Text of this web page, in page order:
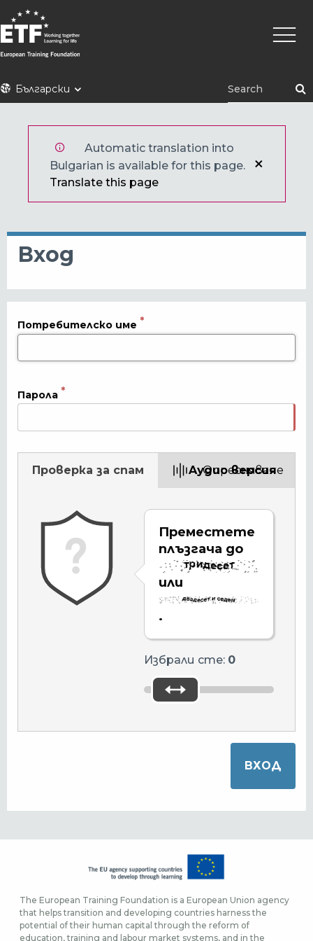
Премини
към
основното
съдържание
ETFБългарски
Main
Automatic translation into
Bulgarian is available for this page.
Translate this page
Вход
Потребителско име
Парола
Проверка за спам Aудио версия
Преместете
плъзгача до
или
.
Избрали сте: 0
Опресняване
The European Training Foundation is a European Union agency
that helps transition and developing countries harness the
potential of their human capital through the reform of
education, training and labour market systems, and in the